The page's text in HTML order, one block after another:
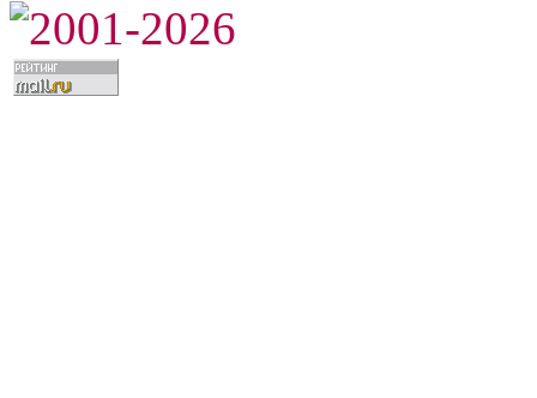
2001-2026